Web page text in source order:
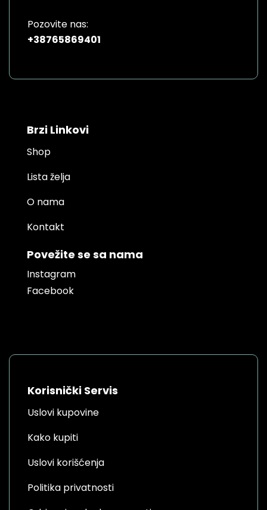
Pozovite nas:
+38765869401
Brzi Linkovi
Shop
Lista želja
O nama
Kontakt
Povežite se sa nama
Instagram
Facebook
Korisnički Servis
Uslovi kupovine
Kako kupiti
Uslovi korišćenja
Politika privatnosti